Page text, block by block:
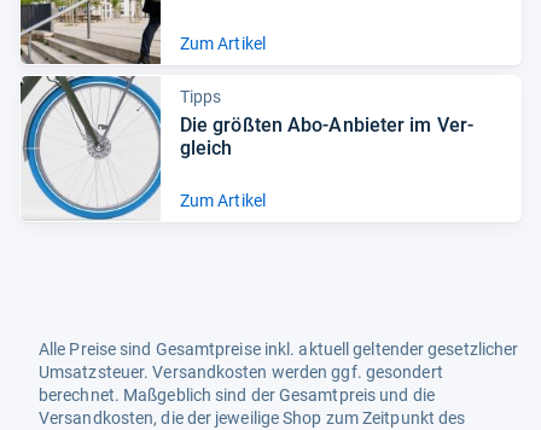
Zum Artikel
Tipps
Die größ­ten Abo-​Anbie­ter im Ver­
gleich
Zum Artikel
Alle Preise sind Gesamtpreise inkl. aktuell geltender gesetzlicher
Umsatzsteuer. Versandkosten werden ggf. gesondert
berechnet. Maßgeblich sind der Gesamtpreis und die
Versandkosten, die der jeweilige Shop zum Zeitpunkt des